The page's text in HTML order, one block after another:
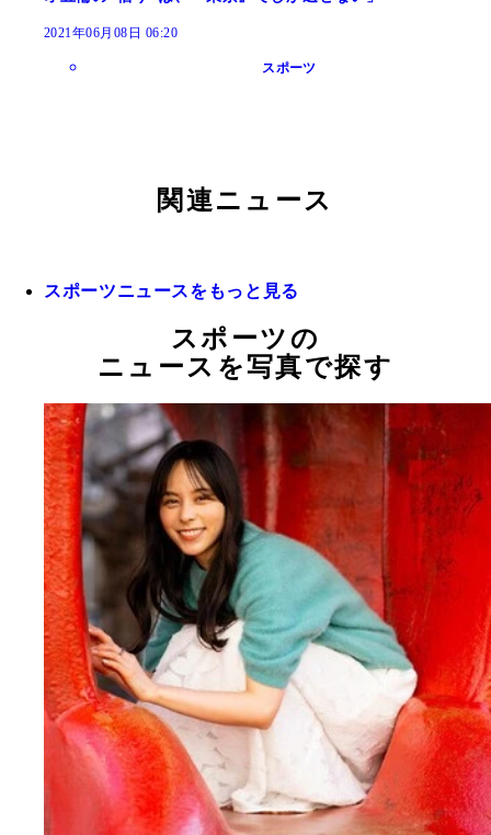
2021年06月08日 06:20
スポーツ
関連ニュース
スポーツニュースをもっと見る
スポーツの
ニュースを写真で探す